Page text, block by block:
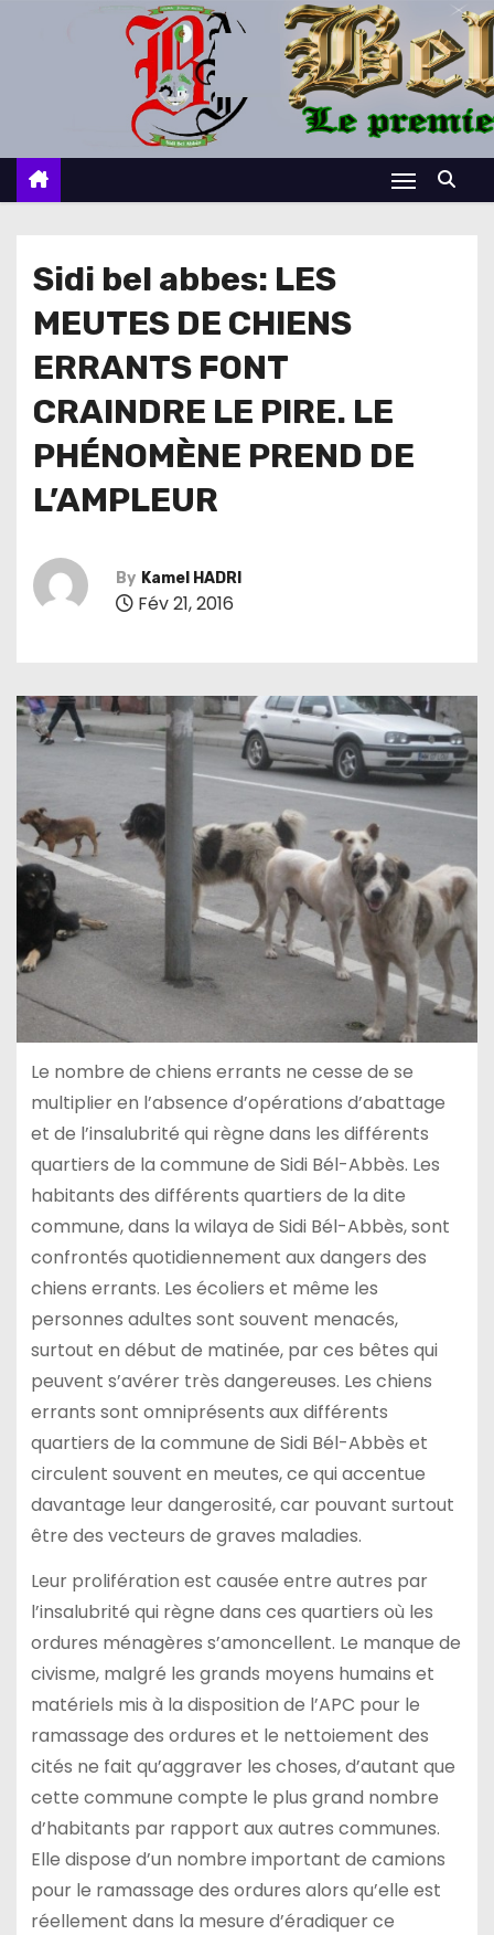
c
Sidi bel abbes: LES
MEUTES DE CHIENS
ERRANTS FONT
CRAINDRE LE PIRE. LE
PHÉNOMÈNE PREND DE
L’AMPLEUR
By Kamel HADRI
Fév 21, 2016
Le nombre de chiens errants ne cesse de se
multiplier en l’absence d’opérations d’abattage
et de l’insalubrité qui règne dans les différents
quartiers de la commune de Sidi Bél-Abbès. Les
habitants des différents quartiers de la dite
commune, dans la wilaya de Sidi Bél-Abbès, sont
confrontés quotidiennement aux dangers des
chiens errants. Les écoliers et même les
personnes adultes sont souvent menacés,
surtout en début de matinée, par ces bêtes qui
peuvent s’avérer très dangereuses. Les chiens
errants sont omniprésents aux différents
quartiers de la commune de Sidi Bél-Abbès et
circulent souvent en meutes, ce qui accentue
davantage leur dangerosité, car pouvant surtout
être des vecteurs de graves maladies.
Leur prolifération est causée entre autres par
l’insalubrité qui règne dans ces quartiers où les
ordures ménagères s’amoncellent. Le manque de
civisme, malgré les grands moyens humains et
matériels mis à la disposition de l’APC pour le
ramassage des ordures et le nettoiement des
cités ne fait qu’aggraver les choses, d’autant que
cette commune compte le plus grand nombre
d’habitants par rapport aux autres communes.
Elle dispose d’un nombre important de camions
pour le ramassage des ordures alors qu’elle est
réellement dans la mesure d’éradiquer ce